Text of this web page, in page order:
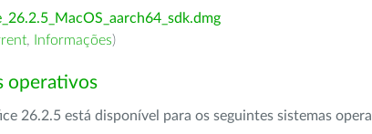
, Informações)
operativos
26.2.5 está disponível para os seguintes sistemas